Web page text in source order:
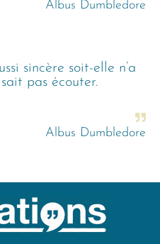
Albus Dumbledore
sincère soit-elle n’a
pas écouter.
Albus Dumbledore